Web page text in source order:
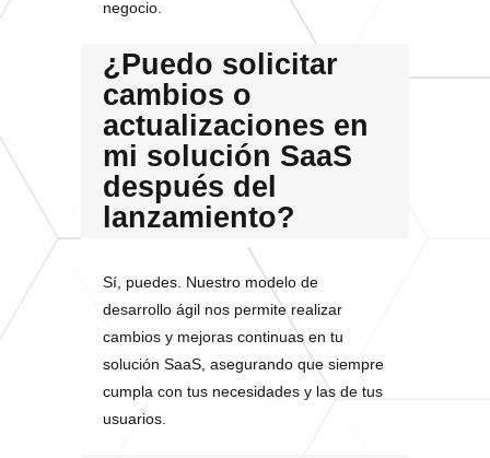
negocio.
¿Puedo solicitar
cambios o
actualizaciones en
mi solución SaaS
después del
lanzamiento?
Sí, puedes. Nuestro modelo de
desarrollo ágil nos permite realizar
cambios y mejoras continuas en tu
solución SaaS, asegurando que siempre
cumpla con tus necesidades y las de tus
usuarios.